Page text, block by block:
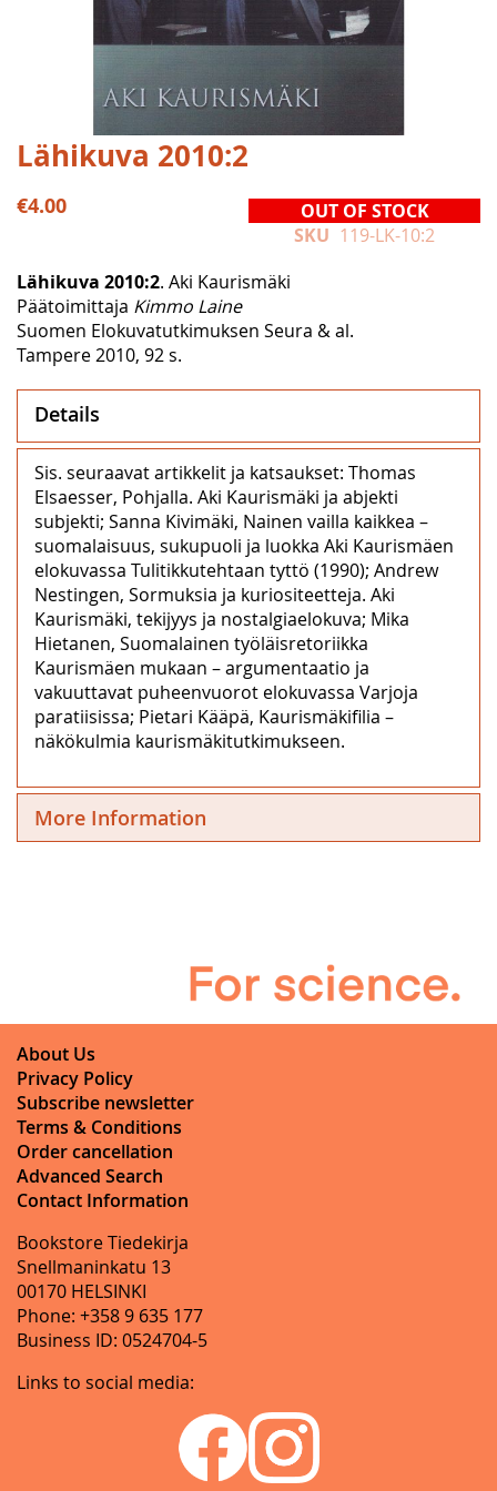
Skip
to
the
beginning
images
gallery
Lähikuva 2010:2
€4.00
OUT OF STOCK
SKU 119-LK-10:2
Lähikuva 2010:2. Aki Kaurismäki
Päätoimittaja Kimmo Laine
Suomen Elokuvatutkimuksen Seura & al.
Tampere 2010, 92 s.
Details
Sis. seuraavat artikkelit ja katsaukset: Thomas
Elsaesser, Pohjalla. Aki Kaurismäki ja abjekti
subjekti; Sanna Kivimäki, Nainen vailla kaikkea –
suomalaisuus, sukupuoli ja luokka Aki Kaurismäen
elokuvassa Tulitikkutehtaan tyttö (1990); Andrew
Nestingen, Sormuksia ja kuriositeetteja. Aki
Kaurismäki, tekijyys ja nostalgiaelokuva; Mika
Hietanen, Suomalainen työläisretoriikka
Kaurismäen mukaan – argumentaatio ja
vakuuttavat puheenvuorot elokuvassa Varjoja
paratiisissa; Pietari Kääpä, Kaurismäkifilia –
näkökulmia kaurismäkitutkimukseen.
More Information
About Us
Privacy Policy
Subscribe newsletter
Terms & Conditions
Order cancellation
Advanced Search
Contact Information
Bookstore Tiedekirja
Snellmaninkatu 13
00170 HELSINKI
Phone: +358 9 635 177
Business ID: 0524704-5
Links to social media: